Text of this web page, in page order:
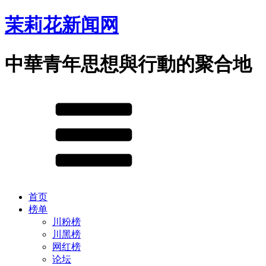
茉莉花新闻网
中華青年思想與行動的聚合地
首页
榜单
川粉榜
川黑榜
网红榜
论坛